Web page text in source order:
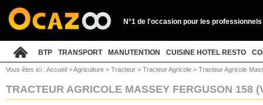
N°1 de l'occasion pour les professionnels
BTP TRANSPORT MANUTENTION CUISINE HOTEL RESTO
Vous êtes ici : Accueil >Agriculture > Tracteur > Tracteur Agricole > Tracteur Agricole
TRACTEUR AGRICOLE MASSEY FERGUSON 158